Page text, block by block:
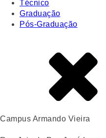
Técnico
Graduação
Pós-Graduação
Campus Armando Vieira